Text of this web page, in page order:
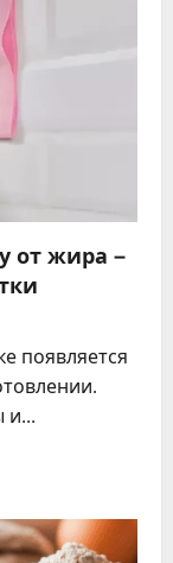
от жира –
появляется
и...